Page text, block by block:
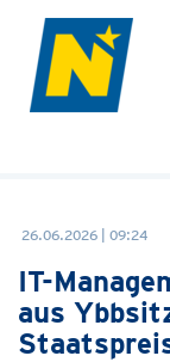
26.06.2026 | 09:24
IT-
aus